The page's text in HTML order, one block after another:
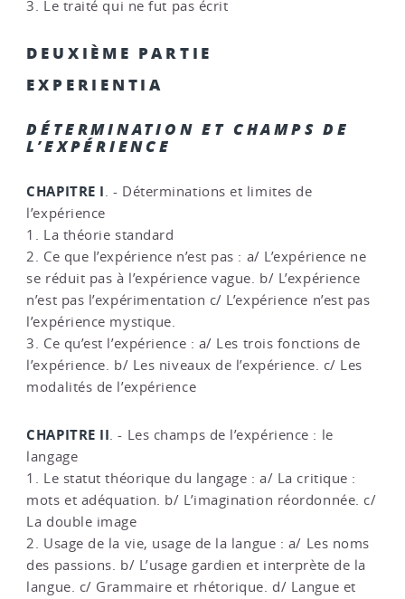
3. Le traité qui ne fut pas écrit
DEUXIÈME PARTIE
EXPERIENTIA
DÉTERMINATION ET CHAMPS DE
L’EXPÉRIENCE
CHAPITRE I. - Déterminations et limites de
l’expérience
1. La théorie standard
2. Ce que l’expérience n’est pas : a/ L’expérience ne
se réduit pas à l’expérience vague. b/ L’expérience
n’est pas l’expérimentation c/ L’expérience n’est pas
l’expérience mystique.
3. Ce qu’est l’expérience : a/ Les trois fonctions de
l’expérience. b/ Les niveaux de l’expérience. c/ Les
modalités de l’expérience
CHAPITRE II. - Les champs de l’expérience : le
langage
1. Le statut théorique du langage : a/ La critique :
mots et adéquation. b/ L’imagination réordonnée. c/
La double image
2. Usage de la vie, usage de la langue : a/ Les noms
des passions. b/ L’usage gardien et interprète de la
langue. c/ Grammaire et rhétorique. d/ Langue et